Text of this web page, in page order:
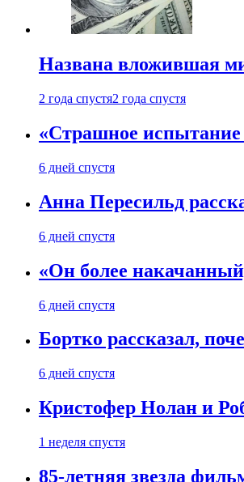
Названа вложившая
2 года спустя2 года спустя
«Страшное
6 дней спустя
Анна Пересильд
6 дней спустя
«Он более
6 дней спустя
Бортко рассказал,
6 дней спустя
Кристофер Нолан и
1 неделя спустя
85-летняя звезда